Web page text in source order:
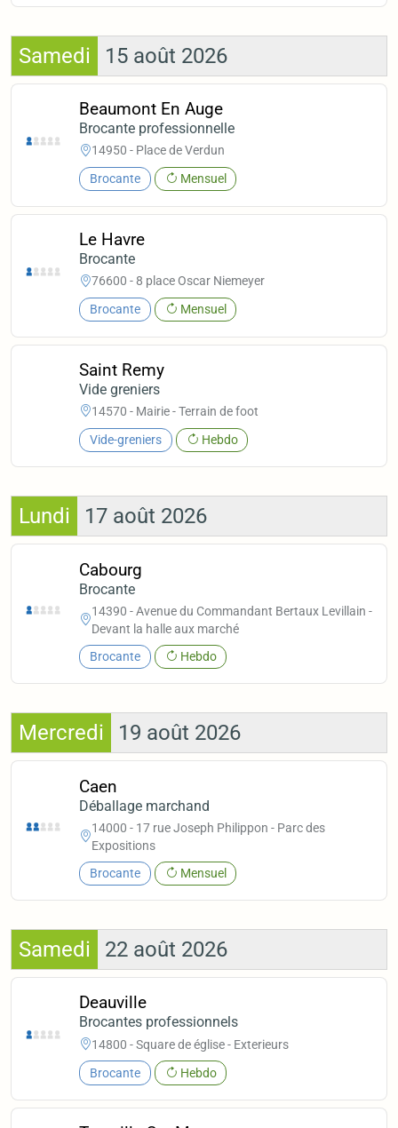
Samedi 15 août 2026
Beaumont En Auge
Brocante professionnelle
14950 - Place de Verdun
Brocante Mensuel
Le Havre
Brocante
76600 - 8 place Oscar Niemeyer
Brocante Mensuel
Saint Remy
Vide greniers
14570 - Mairie - Terrain de foot
Vide-greniers Hebdo
Lundi 17 août 2026
Cabourg
Brocante
14390 - Avenue du Commandant Bertaux Levillain -
Devant la halle aux marché
Brocante Hebdo
Mercredi 19 août 2026
Caen
Déballage marchand
14000 - 17 rue Joseph Philippon - Parc des
Expositions
Brocante Mensuel
Samedi 22 août 2026
Deauville
Brocantes professionnels
14800 - Square de église - Exterieurs
Brocante Hebdo